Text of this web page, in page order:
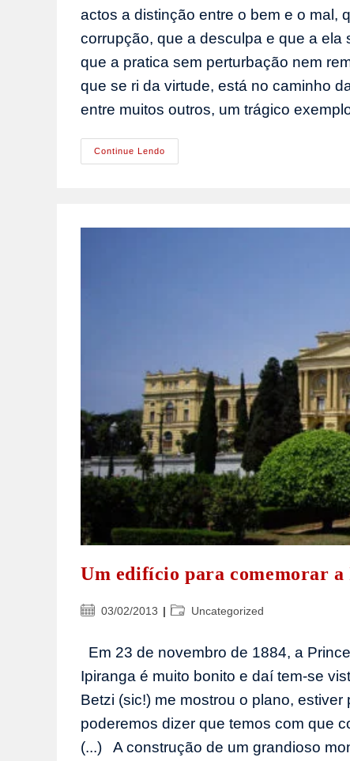
actos a distinção entre o bem e o mal,
corrupção, que a desculpa e que a ela
que a pratica sem perturbação nem
que se ri da virtude, está no caminho
entre muitos outros, um trágico
Continue Lendo
Fidalguia:
Um edifício para comemorar a
Post03/02/2013
Categoria
Uncategorized
Em 23 de novembro de 1884, a
Ipiranga é muito bonito e daí tem-se
Betzi (sic!) me mostrou o plano,
poderemos dizer que temos com que
(...) A construção de um grandioso